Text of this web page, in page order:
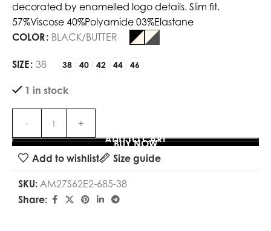
decorated by enamelled logo details. Slim fit.
57%Viscose 40%Polyamide 03%Elastane
COLOR BLACK/BUTTER
SIZE 38 38 40 42 44 46
1 in stock
ADD TO CART
BUY NOW
Add to wishlist
Size guide
SKU: AM27S62E2-685-38
Share: